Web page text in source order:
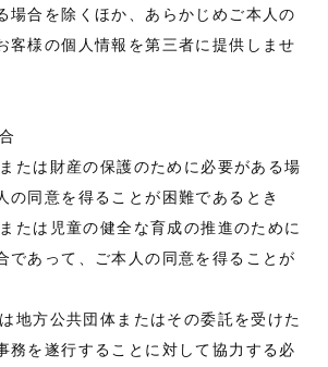
場合を除くほか、あらかじめご本人の
客様の個人情報を第三者に提供しませ
たは財産の保護のために必要がある場
の同意を得ることが困難であるとき
たは児童の健全な育成の推進のために
であって、ご本人の同意を得ることが
地方公共団体またはその委託を受けた
務を遂行することに対して協力する必